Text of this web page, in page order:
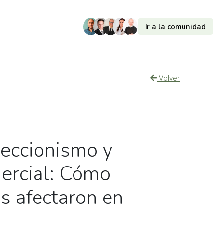
Ir a la comunidad
Volver
y
Cómo
afectaron en